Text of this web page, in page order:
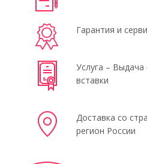
Гарантия и
Услуга –
вставки
Доставка со
регион России